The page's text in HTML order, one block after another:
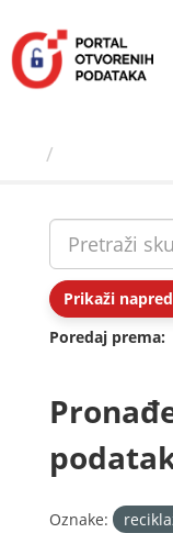
sadržaj
Prikaži
Poredaj prema
Oznake: